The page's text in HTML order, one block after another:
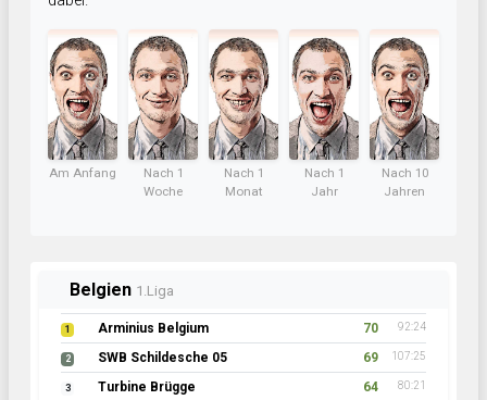
Am Anfang
Nach 1
Woche
Nach 1
Monat
Nach 1
Jahr
Nach 10
Jahren
Belgien 1.Liga
1 Arminius Belgium 70 92:24
2 SWB Schildesche 05 69 107:25
3 Turbine Brügge 64 80:21